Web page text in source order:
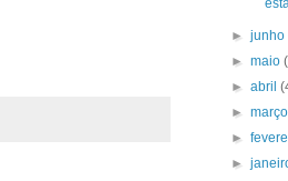
►junho
►maio
►abril
►
►
►